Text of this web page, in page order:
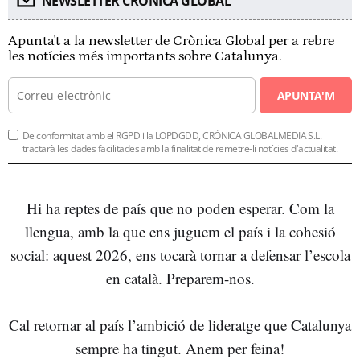
Apunta't a la newsletter de Crònica Global per a rebre
les notícies més importants sobre Catalunya.
APUNTA'M
De conformitat amb el RGPD i la LOPDGDD, CRÒNICA GLOBALMEDIA S.L.
tractarà les dades facilitades amb la finalitat de remetre-li notícies d'actualitat.
Hi ha reptes de país que no poden esperar. Com la
llengua, amb la que ens juguem el país i la cohesió
social: aquest 2026, ens tocarà tornar a defensar l’escola
en català. Preparem-nos.
Cal retornar al país l’ambició de lideratge que Catalunya
sempre ha tingut. Anem per feina!